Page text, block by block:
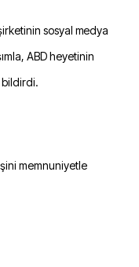
sosyal medya
ABD heyetinin
bildirdi.
memnuniyetle